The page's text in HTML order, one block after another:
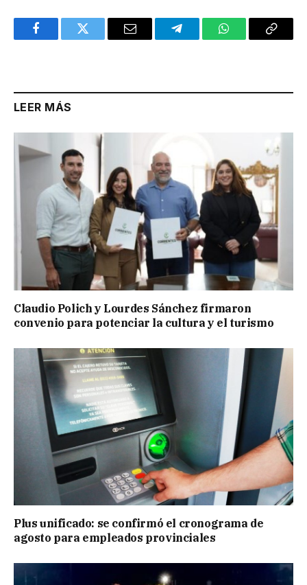
FacebookTwitter Email TelegramWhatsAppCopy
LEER MÁS
Claudio Polich y Lourdes Sánchez firmaron
convenio para potenciar la cultura y el turismo
Plus unificado: se confirmó el cronograma de
agosto para empleados provinciales